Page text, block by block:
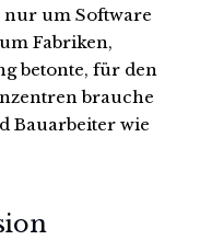
um Software
Fabriken,
betonte, für den
brauche
Bauarbeiter wie